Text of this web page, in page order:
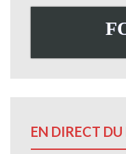
EN DIRECT